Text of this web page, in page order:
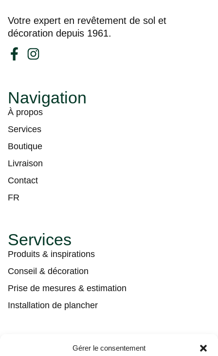
Gérer le consentement
Votre expert en revêtement de sol et
décoration depuis 1961.
Navigation
À propos
Services
Boutique
Livraison
Contact
FR
Services
Produits & inspirations
Conseil & décoration
Prise de mesures & estimation
Installation de plancher